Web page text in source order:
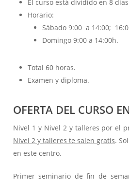
El curso está dividido en 8
Horario:
Sábado 9:00 a 14:00;
Domingo 9:00 a 14:00h.
Total 60 horas.
Examen y diploma.
OFERTA DEL CURSO
Nivel 1 y Nivel 2 y talleres por el
Nivel 2 y talleres te salen gratis.
en este centro.
Primer seminario de fin de